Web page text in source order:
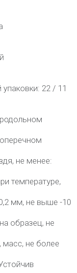
22 / 11
не менее:
температуре,
мм, не выше -10
образец, не
масс, не более